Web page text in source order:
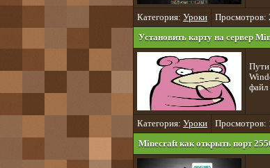
Категория: Уроки
Просмотров:
Установить карту на сервер
Пути
файл
Категория: Уроки
Просмотров:
Minecraft как открыть порт